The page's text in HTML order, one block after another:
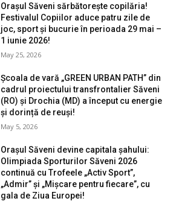
Orașul Săveni sărbătorește copilăria!
Festivalul Copiilor aduce patru zile de
joc, sport și bucurie în perioada 29 mai –
1 iunie 2026!
May 25, 2026
Școala de vară „GREEN URBAN PATH” din
cadrul proiectului transfrontalier Săveni
(RO) și Drochia (MD) a început cu energie
și dorință de reuși!
May 5, 2026
Orașul Săveni devine capitala șahului:
Olimpiada Sporturilor Săveni 2026
continuă cu Trofeele „Activ Sport”,
„Admir” și „Mișcare pentru fiecare”, cu
gala de Ziua Europei!